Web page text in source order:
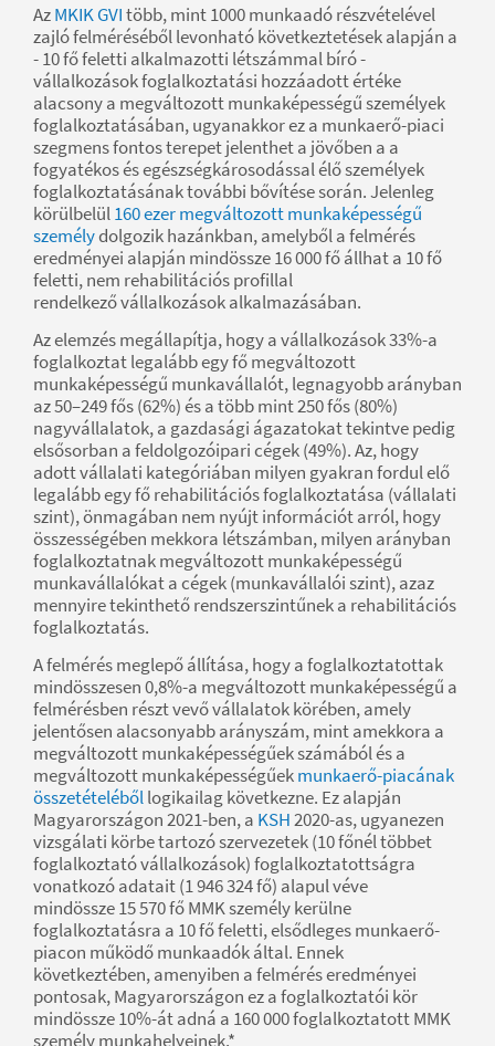
AzMKIK GVItöbb, mint 1000 munkaadó részvételével
zajló felméréséből levonható következtetések alapján a
- 10 fő feletti alkalmazotti létszámmal bíró -
vállalkozások foglalkoztatási hozzáadott értéke
alacsony a megváltozott munkaképességű személyek
foglalkoztatásában, ugyanakkor ez a munkaerő-piaci
szegmens fontos terepet jelenthet a jövőben a a
fogyatékos és egészségkárosodással élő személyek
foglalkoztatásának további bővítése során. Jelenleg
körülbelül160 ezer megváltozott munkaképességű
személydolgozik hazánkban, amelyből a felmérés
eredményei alapján mindössze 16 000 fő állhat a 10 fő
feletti, nem rehabilitációs profillal
rendelkező vállalkozások alkalmazásában.
Az elemzés megállapítja, hogy a vállalkozások 33%-a
foglalkoztat legalább egy fő megváltozott
munkaképességű munkavállalót, legnagyobb arányban
az 50–249 fős (62%) és a több mint 250 fős (80%)
nagyvállalatok, a gazdasági ágazatokat tekintve pedig
elsősorban a feldolgozóipari cégek (49%). Az, hogy
adott vállalati kategóriában milyen gyakran fordul elő
legalább egy fő rehabilitációs foglalkoztatása (vállalati
szint), önmagában nem nyújt információt arról, hogy
összességében mekkora létszámban, milyen arányban
foglalkoztatnak megváltozott munkaképességű
munkavállalókat a cégek (munkavállalói szint), azaz
mennyire tekinthető rendszerszintűnek a rehabilitációs
foglalkoztatás.
A felmérés meglepő állítása, hogy a foglalkoztatottak
mindösszesen 0,8%-a megváltozott munkaképességű a
felmérésben részt vevő vállalatok körében, amely
jelentősen alacsonyabb arányszám, mint amekkora a
megváltozott munkaképességűek számából és a
megváltozott munkaképességűekmunkaerő-piacának
összetételébőllogikailag következne. Ez alapján
Magyarországon 2021-ben, a KSH2020-as, ugyanezen
vizsgálati körbe tartozó szervezetek (10 főnél többet
foglalkoztató vállalkozások) foglalkoztatottságra
vonatkozó adatait (1 946 324 fő) alapul véve
mindössze 15 570 fő MMK személy kerülne
foglalkoztatásra a 10 fő feletti, elsődleges munkaerő-
piacon működő munkaadók által. Ennek
következtében, amenyiben a felmérés eredményei
pontosak, Magyarországon ez a foglalkoztatói kör
mindössze 10%-át adná a 160 000 foglalkoztatott MMK
személy munkahelyeinek.*